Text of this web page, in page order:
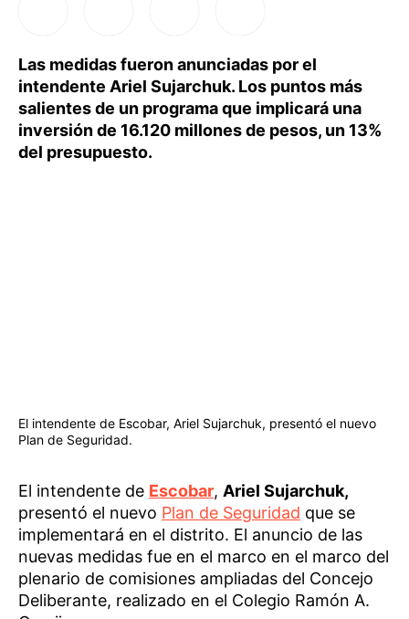
Las medidas fueron anunciadas por el
intendente Ariel Sujarchuk. Los puntos más
salientes de un programa que implicará una
inversión de 16.120 millones de pesos, un 13%
del presupuesto.
El intendente de Escobar, Ariel Sujarchuk, presentó el nuevo
Plan de Seguridad.
El intendente de Escobar, Ariel Sujarchuk,
presentó el nuevo Plan de Seguridad que se
implementará en el distrito. El anuncio de las
nuevas medidas fue en el marco en el marco del
plenario de comisiones ampliadas del Concejo
Deliberante, realizado en el Colegio Ramón A.